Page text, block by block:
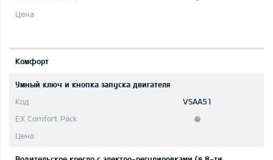
Комфорт
Умный ключ и кнопка запуска двигателя
VSAA51